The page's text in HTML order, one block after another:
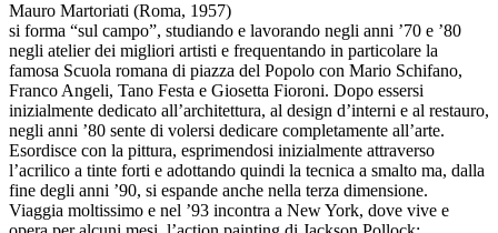
Mauro Martoriati (Roma, 1957)
si forma “sul campo”, studiando e lavorando negli anni ’70 e ’80
negli atelier dei migliori artisti e frequentando in particolare la
famosa Scuola romana di piazza del Popolo con Mario Schifano,
Franco Angeli, Tano Festa e Giosetta Fioroni. Dopo essersi
inizialmente dedicato all’architettura, al design d’interni e al restauro,
negli anni ’80 sente di volersi dedicare completamente all’arte.
Esordisce con la pittura, esprimendosi inizialmente attraverso
l’acrilico a tinte forti e adottando quindi la tecnica a smalto ma, dalla
fine degli anni ’90, si espande anche nella terza dimensione.
Viaggia moltissimo e nel ’93 incontra a New York, dove vive e